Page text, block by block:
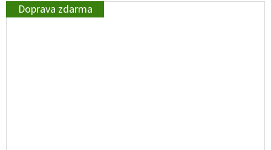
Doprava zdarma